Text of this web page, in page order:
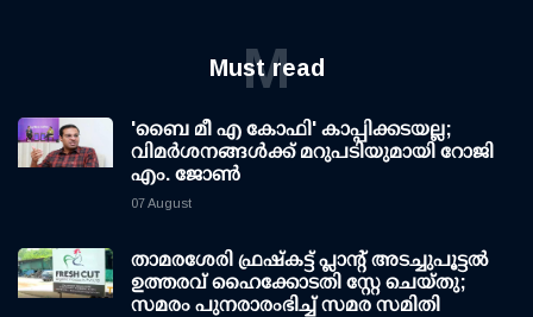
Must read
M
'ബൈ മീ എ കോഫി' കാപ്പിക്കടയല്ല;
വിമര്‍ശനങ്ങള്‍ക്ക് മറുപടിയുമായി റോജി
എം. ജോണ്‍
07 August
താമരശേരി ഫ്രഷ്കട്ട് പ്ലാന്റ് അടച്ചുപൂട്ടൽ
ഉത്തരവ് ഹൈക്കോടതി സ്റ്റേ ചെയ്തു;
സമരം പുനരാരംഭിച്ച് സമര സമിതി